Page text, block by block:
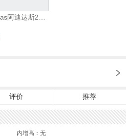
adidas阿迪达斯2025中性edge gamedaySPW FTW-跑步GW2499
评价 推荐
内增高：无